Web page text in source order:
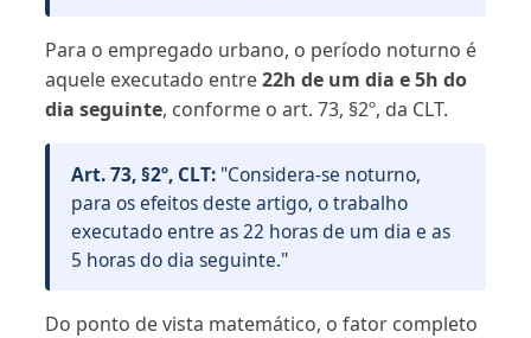
Para o empregado urbano, o período noturno é
aquele executado entre22h de um dia e 5h do
dia seguinte, conforme o art. 73, §2º, da CLT.
Art. 73, §2º, CLT: "Considera-se noturno,
para os efeitos deste artigo, o trabalho
executado entre as 22 horas de um dia e as
5 horas do dia seguinte."
Do ponto de vista matemático, o fator completo